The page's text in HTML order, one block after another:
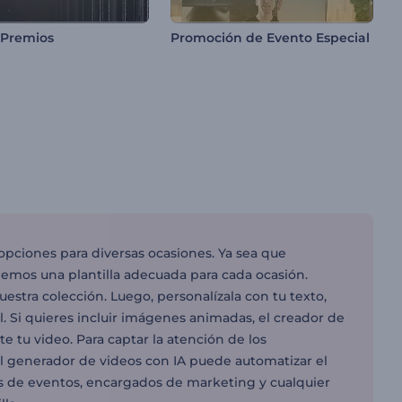
Promoción de Evento Especial
para diversas ocasiones. Ya sea que
una plantilla adecuada para cada ocasión.
colección. Luego, personalízala con tu texto,
Si quieres incluir imágenes animadas, el creador de
tu video. Para captar la atención de los
de videos con IA puede automatizar el
de eventos, encargados de marketing y cualquier